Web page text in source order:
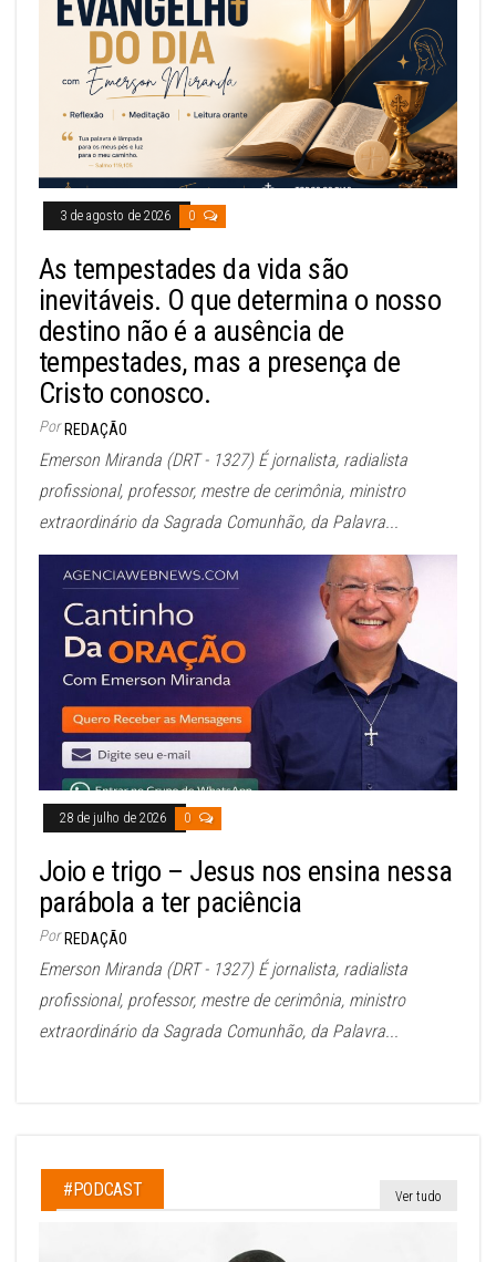
3 de agosto de 2026 0
As tempestades da vida são
inevitáveis. O que determina o nosso
destino não é a ausência de
tempestades, mas a presença de
Cristo conosco.
Por REDAÇÃO
Emerson Miranda (DRT - 1327) É jornalista, radialista
profissional, professor, mestre de cerimônia, ministro
extraordinário da Sagrada Comunhão, da Palavra...
28 de julho de 2026 0
Joio e trigo – Jesus nos ensina nessa
parábola a ter paciência
Por REDAÇÃO
Emerson Miranda (DRT - 1327) É jornalista, radialista
profissional, professor, mestre de cerimônia, ministro
extraordinário da Sagrada Comunhão, da Palavra...
#PODCAST Ver tudo